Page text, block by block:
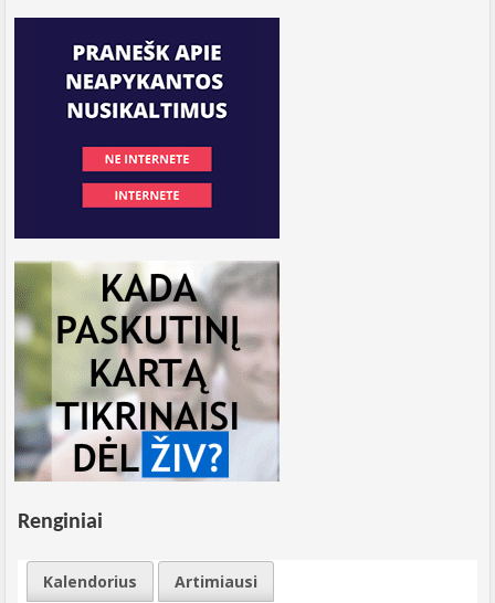
Renginiai
Kalendorius
Artimiausi